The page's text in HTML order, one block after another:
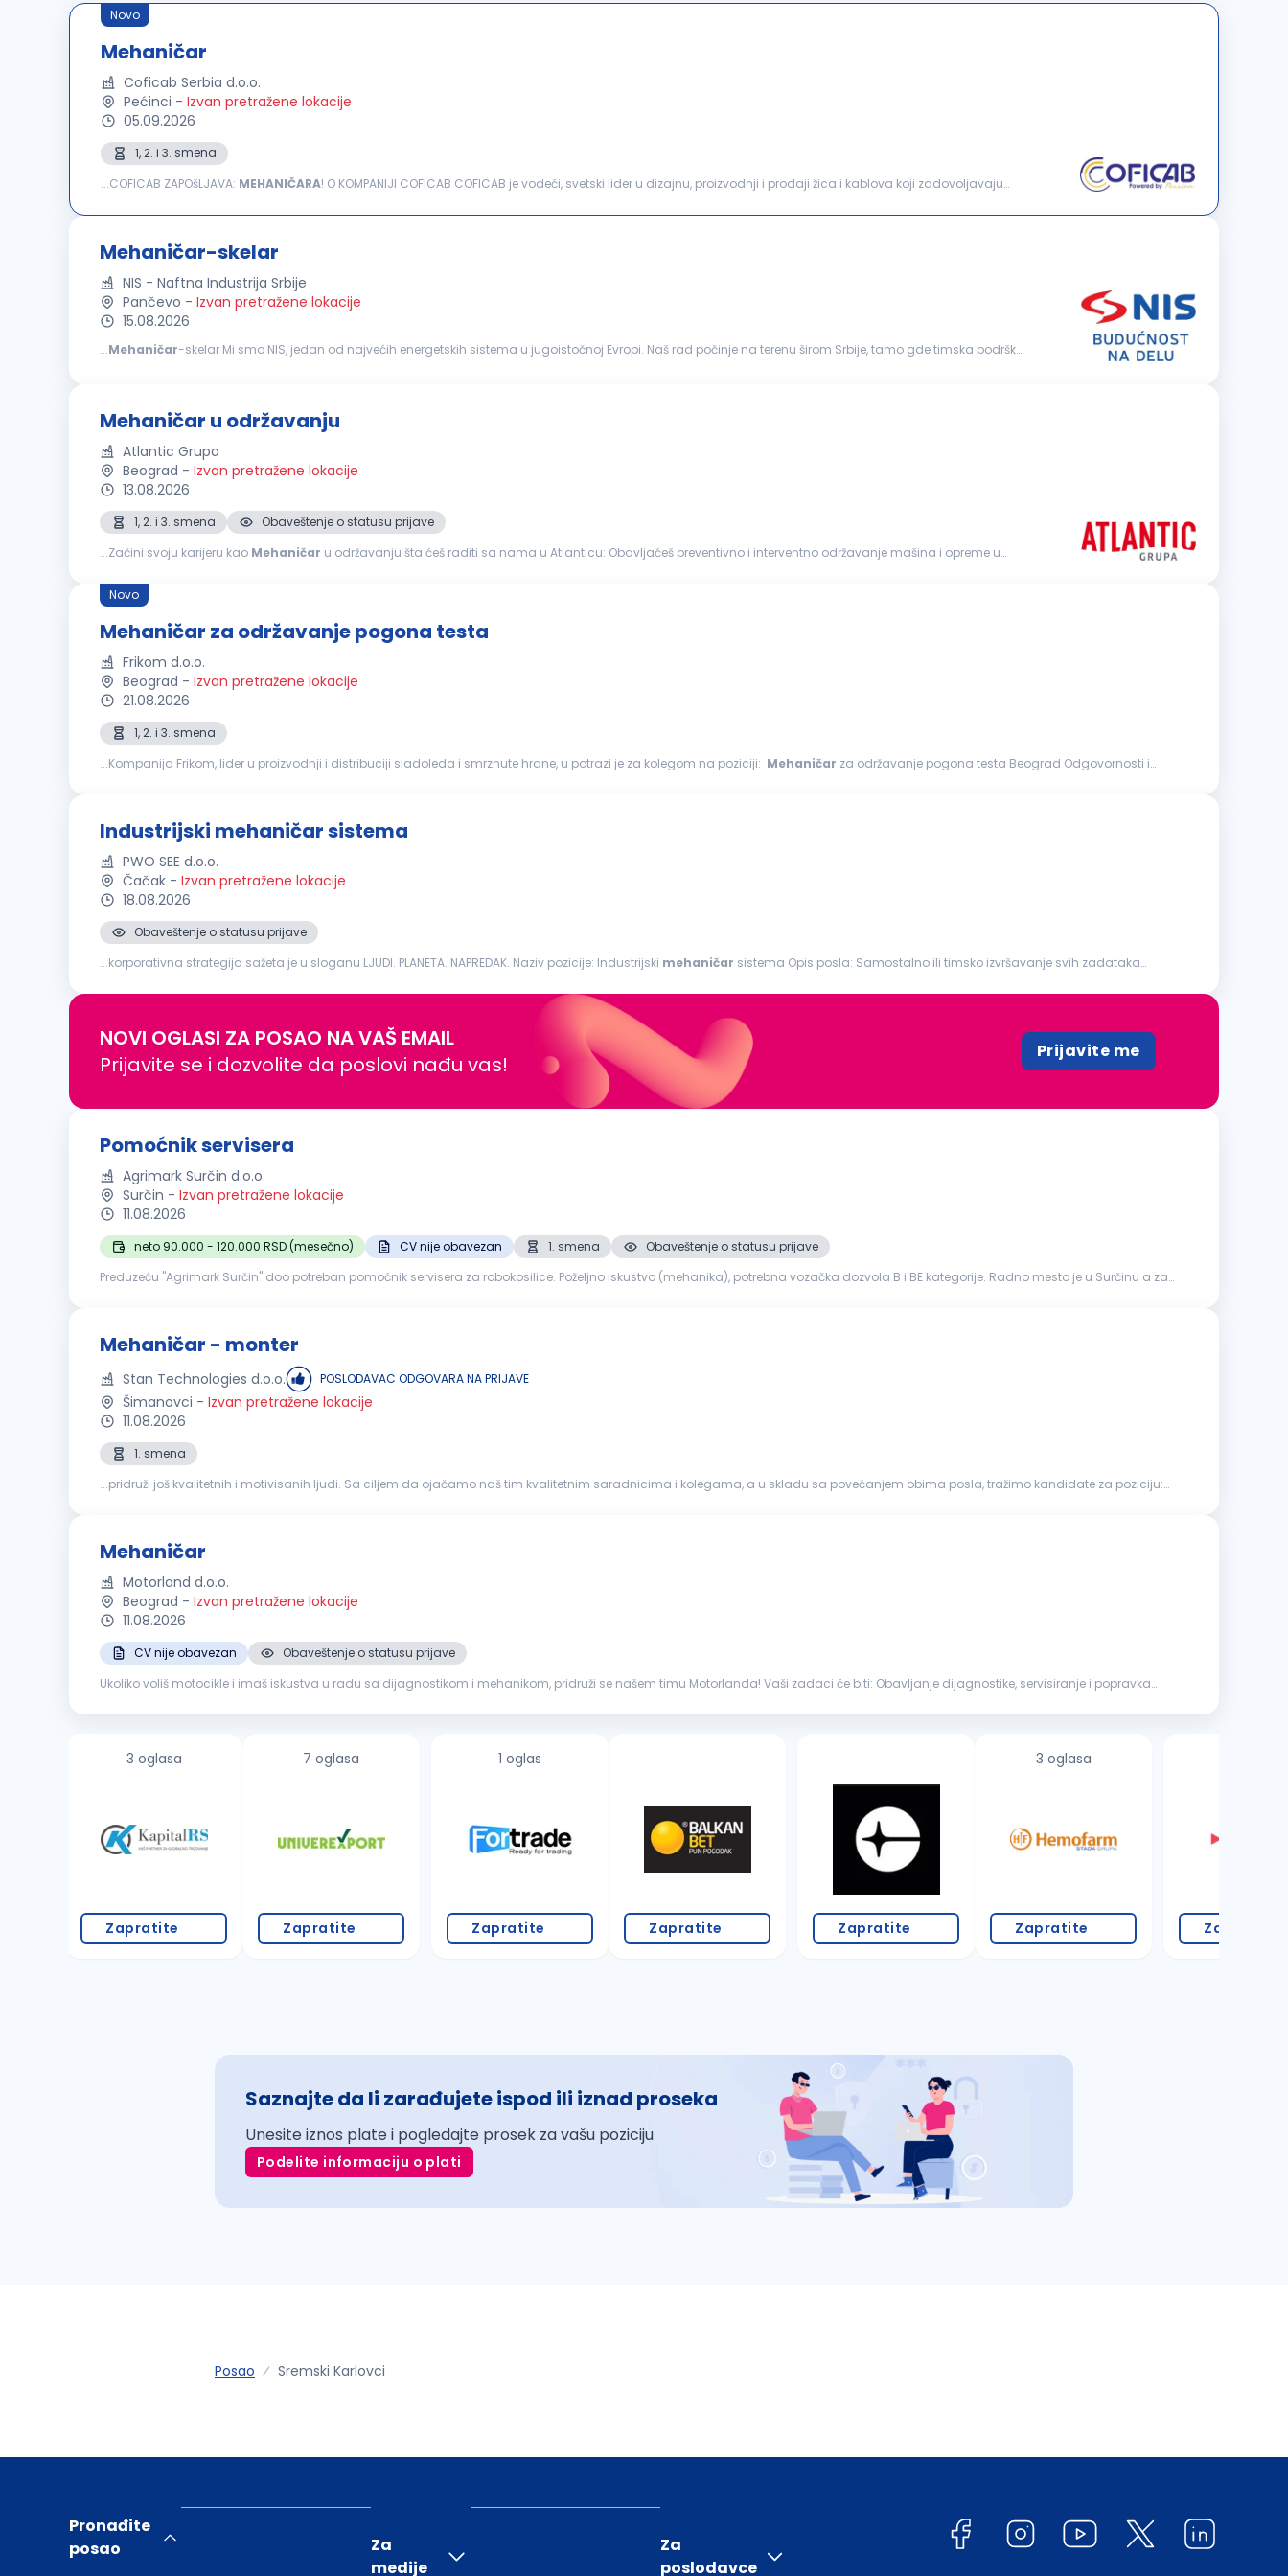
Novo
Mehaničar
Coficab Serbia d.o.o.
Pećinci - Izvan pretražene lokacije
05.09.2026
1, 2. i 3. smena
...COFICAB ZAPOšLJAVA: MEHANIČARA! O KOMPANIJI COFICAB COFICAB je vodeći, svetski lider u dizajnu, proizvodnji i prodaji žica i kablova koji zadovoljavaju
Mehaničar-skelar
NIS - Naftna Industrija Srbije
Pančevo - Izvan pretražene lokacije
15.08.2026
...Mehaničar-skelar Mi smo NIS, jedan od najvećih energetskih sistema u jugoistočnoj Evropi. Naš rad počinje na terenu širom Srbije, tamo gde timska podrška,
Mehaničar u održavanju
Atlantic Grupa
Beograd - Izvan pretražene lokacije
13.08.2026
1, 2. i 3. smena
Obaveštenje o statusu prijave
...Začini svoju karijeru kao Mehaničar u održavanju šta ćeš raditi sa nama u Atlanticu: Obavljaćeš preventivno i interventno održavanje mašina i opreme u
Novo
Mehaničar za održavanje pogona testa
Frikom d.o.o.
Beograd - Izvan pretražene lokacije
21.08.2026
1, 2. i 3. smena
...Kompanija Frikom, lider u proizvodnji i distribuciji sladoleda i smrznute hrane, u potrazi je za kolegom na poziciji: Mehaničar za održavanje pogona testa Beograd Odgovornosti i
Industrijski mehaničar sistema
PWO SEE d.o.o.
Čačak - Izvan pretražene lokacije
18.08.2026
Obaveštenje o statusu prijave
...korporativna strategija sažeta je u sloganu LJUDI. PLANETA. NAPREDAK. Naziv pozicije: Industrijski mehaničar sistema Opis posla: Samostalno ili timsko izvršavanje svih zadataka
NOVI OGLASI ZA POSAO NA VAŠ EMAIL
Prijavite se i dozvolite da poslovi nađu vas!
Prijavite me
Pomoćnik servisera
Agrimark Surčin d.o.o.
Surčin - Izvan pretražene lokacije
11.08.2026
neto 90.000 - 120.000 RSD (mesečno) CV nije obavezan 1. smena
Obaveštenje o statusu prijave
Preduzeću "Agrimark Surčin" doo potreban pomoćnik servisera za robokosilice. Poželjno iskustvo (mehanika), potrebna vozačka dozvola B i BE kategorije. Radno mesto je u Surčinu a za
Mehaničar - monter
Stan Technologies d.o.o. POSLODAVAC ODGOVARA NA PRIJAVE
Šimanovci - Izvan pretražene lokacije
11.08.2026
1. smena
...pridruži još kvalitetnih i motivisanih ljudi. Sa ciljem da ojačamo naš tim kvalitetnim saradnicima i kolegama, a u skladu sa povećanjem obima posla, tražimo kandidate za poziciju:
Mehaničar
Motorland d.o.o.
Beograd - Izvan pretražene lokacije
11.08.2026
CV nije obavezan
Obaveštenje o statusu prijave
Ukoliko voliš motocikle i imaš iskustva u radu sa dijagnostikom i mehanikom, pridruži se našem timu Motorlanda! Vaši zadaci će biti: Obavljanje dijagnostike, servisiranje i popravka
3 oglasa
Zapratite
7 oglasa
Zapratite
1 oglas
Zapratite Zapratite Zapratite
3 oglasa
Zapratite Zapratite
Saznajte da li zarađujete ispod ili iznad proseka
Unesite iznos plate i pogledajte prosek za vašu poziciju
Podelite informaciju o plati
Posao Sremski Karlovci
Pronađite
posao
Za
medije
Za
poslodavce